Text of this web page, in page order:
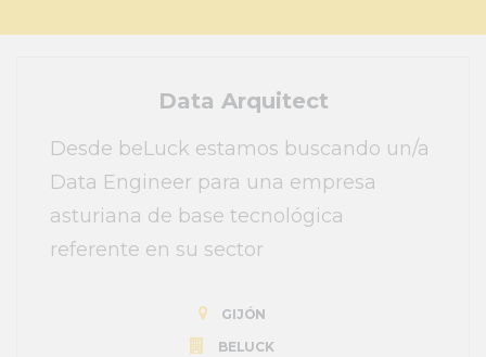
Data Arquitect
Desde beLuck estamos buscando un/a
Data Engineer para una empresa
asturiana de base tecnológica
referente en su sector
GIJÓN
BELUCK